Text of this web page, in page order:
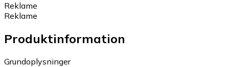
Reklame
Reklame
Produktinformation
Grundoplysninger